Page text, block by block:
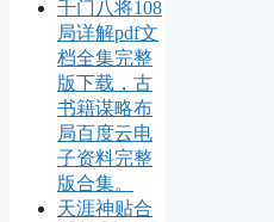
千门八将108
局详解pdf文
档全集完整
版下载，古
书籍谋略布
局百度云电
子资料完整
版合集。
天涯神贴合